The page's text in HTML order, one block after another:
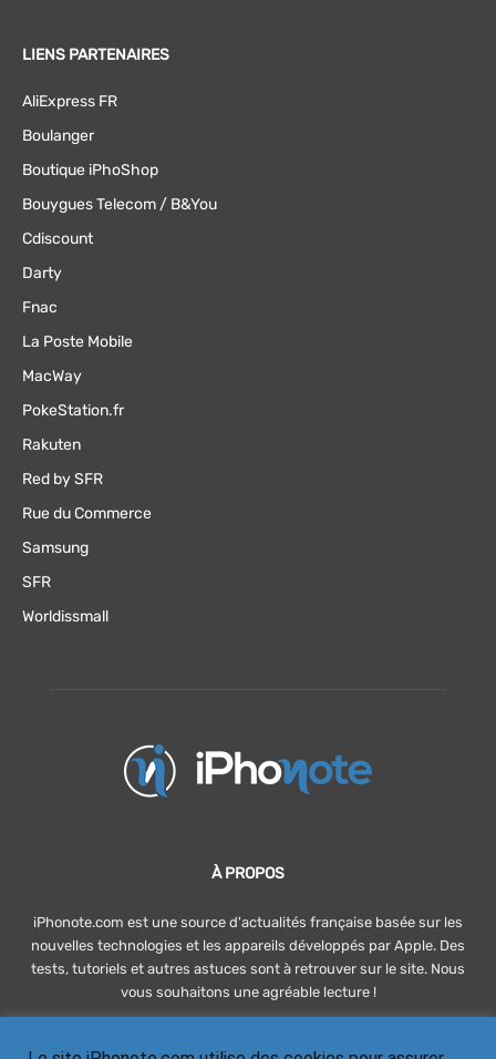
LIENS PARTENAIRES
AliExpress FR
Boulanger
Boutique iPhoShop
Bouygues Telecom / B&You
Cdiscount
Darty
Fnac
La Poste Mobile
MacWay
PokeStation.fr
Rakuten
Red by SFR
Rue du Commerce
Samsung
SFR
Worldissmall
À PROPOS
iPhonote.com est une source d'actualités française basée sur les
nouvelles technologies et les appareils développés par Apple. Des
tests, tutoriels et autres astuces sont à retrouver sur le site. Nous
vous souhaitons une agréable lecture !